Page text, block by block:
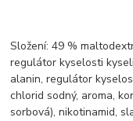
Složení: 49 %
regulátor kyselosti
alanin, regulátor
chlorid sodný, aroma,
sorbová), nikotinamid,